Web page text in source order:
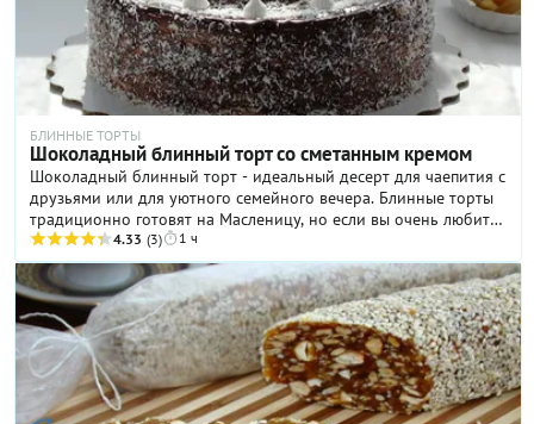
БЛИННЫЕ ТОРТЫ
Шоколадный блинный торт со сметанным кремом
Шоколадный блинный торт - идеальный десерт для чаепития с
друзьями или для уютного семейного вечера. Блинные торты
традиционно готовят на Масленицу, но если вы очень любите
блинный торт, то конечно можно порадовать себя и близких в
любой день.
4.33 (3) 1 ч